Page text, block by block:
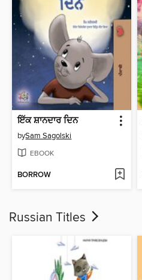
ਇੱਕ ਸ਼ਾਨਦਾਰ ਦਿਨ
bySam Sagolski
EBOOK
BORROW
Russian Titles